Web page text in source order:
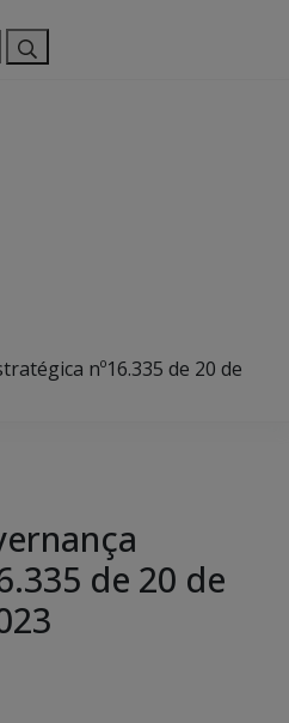
nº16.335 de 20 de
de 20 de